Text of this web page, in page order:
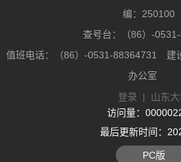
编：250100
查号台：（86）-
值班电话：（86）-0531-88364731 建
办公室
登录 | 山东
访问量：
最后更新时间：
PC版